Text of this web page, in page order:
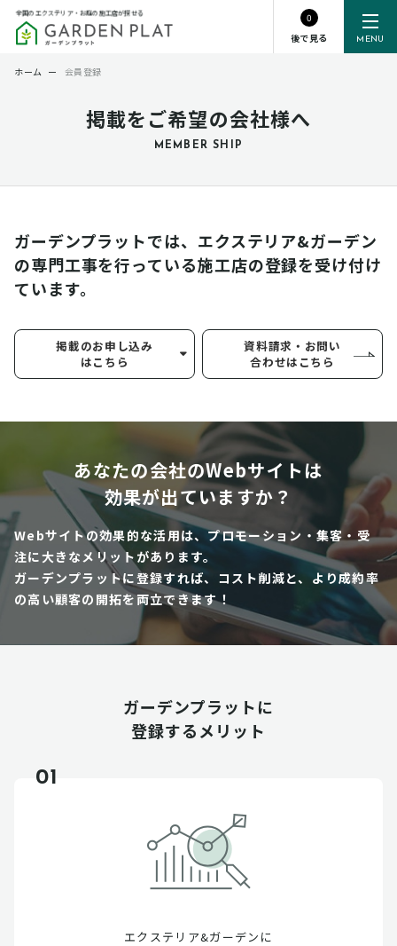
MENU
全国のエクステリア・お庭の施工店が探せる
0
後で見る
掲載をご希望の会社様へ
MEMBER SHIP
ホーム ー 会員登録
ガーデンプラットでは、エクステリア&ガーデン
の専門工事を行っている施工店の登録を受け付け
ています。
掲載のお申し込み
はこちら
資料請求・お問い
合わせはこちら
あなたの会社のWebサイトは
効果が出ていますか？
Webサイトの効果的な活用は、プロモーション・集客・受
注に大きなメリットがあります。
ガーデンプラットに登録すれば、コスト削減と、より成約率
の高い顧客の開拓を両立できます！
ガーデンプラットに
登録するメリット
01
エクステリア&ガーデンに